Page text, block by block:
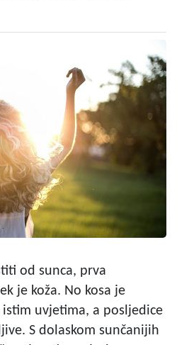
od sunca, prva
je koža. No kosa je
uvjetima, a posljedice
S dolaskom sunčanijih